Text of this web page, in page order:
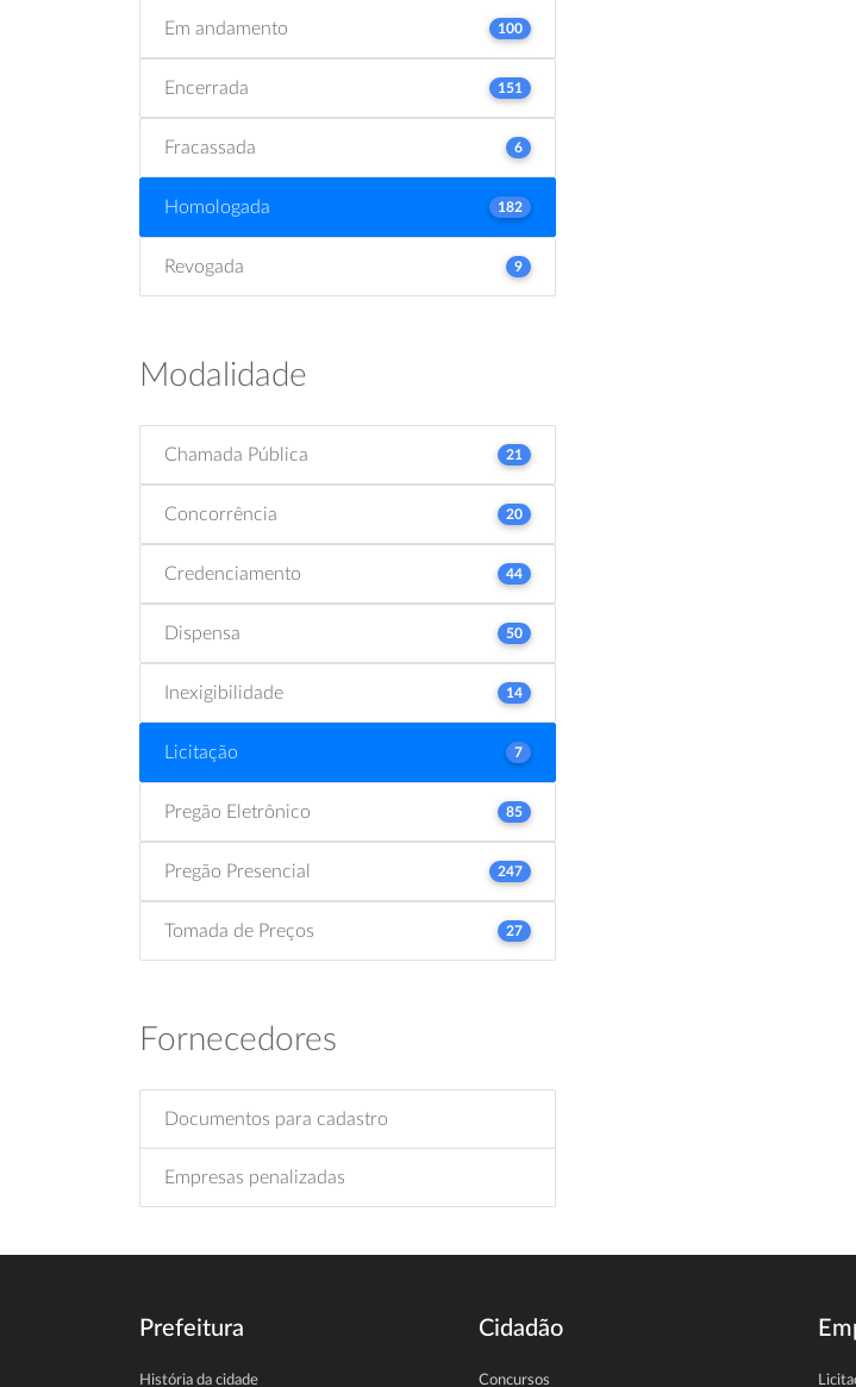
Em andamento 100
Encerrada 151
Fracassada 6
Homologada 182
Revogada 9
Modalidade
Chamada Pública 21
Concorrência 20
Credenciamento 44
Dispensa 50
Inexigibilidade 14
Licitação 7
Pregão Eletrônico 85
Pregão Presencial 247
Tomada de Preços 27
Fornecedores
Documentos para cadastro
Empresas penalizadas
Prefeitura
História da cidade
Cidadão
Concursos